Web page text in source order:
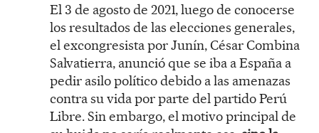
El 3 de agosto de 2021, luego de conocerse
los resultados de las elecciones generales,
el excongresista por Junín, César Combina
Salvatierra, anunció que se iba a España a
pedir asilo político debido a las amenazas
contra su vida por parte del partido Perú
Libre. Sin embargo, el motivo principal de